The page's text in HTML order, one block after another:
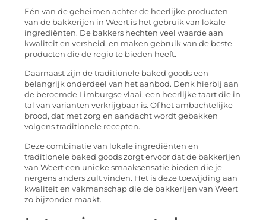
Eén van de geheimen achter de heerlijke producten
van de bakkerijen in Weert is het gebruik van lokale
ingrediënten. De bakkers hechten veel waarde aan
kwaliteit en versheid, en maken gebruik van de beste
producten die de regio te bieden heeft.
Daarnaast zijn de traditionele baked goods een
belangrijk onderdeel van het aanbod. Denk hierbij aan
de beroemde Limburgse vlaai, een heerlijke taart die in
tal van varianten verkrijgbaar is. Of het ambachtelijke
brood, dat met zorg en aandacht wordt gebakken
volgens traditionele recepten.
Deze combinatie van lokale ingrediënten en
traditionele baked goods zorgt ervoor dat de bakkerijen
van Weert een unieke smaaksensatie bieden die je
nergens anders zult vinden. Het is deze toewijding aan
kwaliteit en vakmanschap die de bakkerijen van Weert
zo bijzonder maakt.